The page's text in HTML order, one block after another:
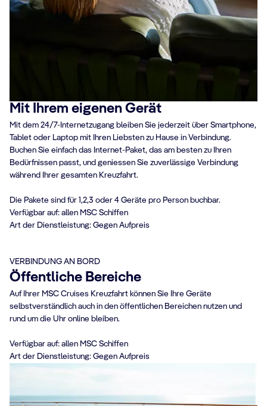
Mit Ihrem eigenen Gerät
Mit dem 24/7-Internetzugang bleiben Sie jederzeit über Smartphone,
Tablet oder Laptop mit Ihren Liebsten zu Hause in Verbindung.
Buchen Sie einfach das Internet-Paket, das am besten zu Ihren
Bedürfnissen passt, und geniessen Sie zuverlässige Verbindung
während Ihrer gesamten Kreuzfahrt.
Die Pakete sind für 1,2,3 oder 4 Geräte pro Person buchbar.
Verfügbar auf: allen MSC Schiffen
Art der Dienstleistung: Gegen Aufpreis
VERBINDUNG AN BORD
Öffentliche Bereiche
Auf Ihrer MSC Cruises Kreuzfahrt können Sie Ihre Geräte
selbstverständlich auch in den öffentlichen Bereichen nutzen und
rund um die Uhr online bleiben.
Verfügbar auf: allen MSC Schiffen
Art der Dienstleistung: Gegen Aufpreis